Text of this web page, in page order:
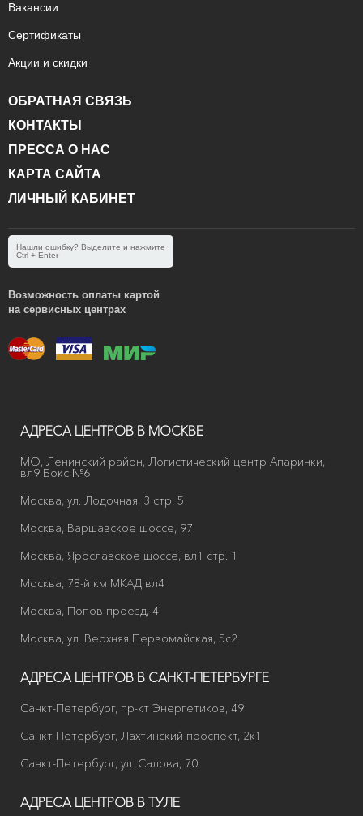
Вакансии
Сертификаты
Акции и скидки
ОБРАТНАЯ СВЯЗЬ
КОНТАКТЫ
ПРЕССА О НАС
КАРТА САЙТА
ЛИЧНЫЙ КАБИНЕТ
Нашли ошибку? Выделите и нажмите
Ctrl + Enter
Возможность оплаты картой
на сервисных центрах
АДРЕСА ЦЕНТРОВ В МОСКВЕ
МО, Ленинский район, Логистический центр Апаринки,
вл9 Бокс №6
Москва, ул. Лодочная, 3 стр. 5
Москва, Варшавское шоссе, 97
Москва, Ярославское шоссе, вл1 стр. 1
Москва, 78-й км МКАД вл4
Москва, Попов проезд, 4
Москва, ул. Верхняя Первомайская, 5с2
АДРЕСА ЦЕНТРОВ В САНКТ-ПЕТЕРБУРГЕ
Санкт-Петербург, пр-кт Энергетиков, 49
Санкт-Петербург, Лахтинский проспект, 2к1
Санкт-Петербург, ул. Салова, 70
АДРЕСА ЦЕНТРОВ В ТУЛЕ